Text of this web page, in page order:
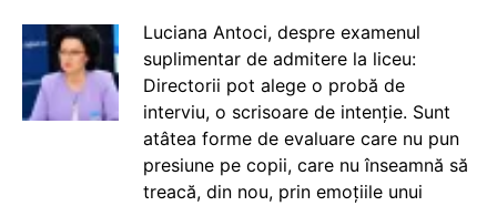
Luciana Antoci, despre examenul
suplimentar de admitere la liceu:
Directorii pot alege o probă de
interviu, o scrisoare de intenție. Sunt
atâtea forme de evaluare care nu pun
presiune pe copii, care nu înseamnă să
treacă, din nou, prin emoțiile unui